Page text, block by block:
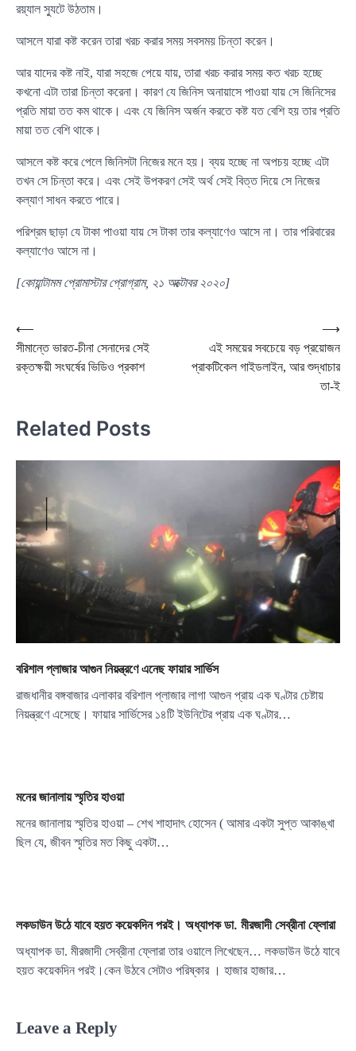
রয়্যাল স্যুটে উঠতাম।
আসলে যারা কষ্ট করেন তারা খরচ করার সময় সবসময় চিন্তা করেন।
আর যাদের কষ্ট নাই, যারা সহজে পেয়ে যায়, তারা খরচ করার সময় কত খরচ হচ্ছে
কখনো এটা তারা চিন্তা করেনা। কারণ যে জিনিস অনায়াসে পাওয়া যায় সে জিনিসের
প্রতি মায়া তত কম থাকে। এবং যে জিনিস অর্জন করতে কষ্ট যত বেশি হয় তার প্রতি
মায়া তত বেশি থাকে।
আসলে কষ্ট করে পেলে জিনিসটা নিজের মনে হয়। ব্যয় হচ্ছে না অপচয় হচ্ছে এটা
তখন সে চিন্তা করে। এবং সেই উপকরণ সেই অর্থ সেই বিত্ত দিয়ে সে নিজের
কল্যাণ সাধন করতে পারে।
পরিশ্রম ছাড়া যে টাকা পাওয়া যায় সে টাকা তার কল্যাণেও আসে না। তার পরিবারের
কল্যাণেও আসে না।
[কোয়ান্টামম প্রোমাস্টার প্রোগ্রাম, ২১ অক্টোবর ২০২০]
Post
navigation
⟵
সীমান্তে ভারত-চীনা সেনাদের সেই
রক্তক্ষয়ী সংঘর্ষের ভিডিও প্রকাশ
এই সময়ের সবচেয়ে বড় প্রয়োজন
প্রাকটিকেল গাইডলাইন, আর শুদ্ধাচার
তা-ই
⟶
Related Posts
বরিশাল প্লাজার আগুন নিয়ন্ত্রণে এনেছ ফায়ার সার্ভিস
রাজধানীর বঙ্গবাজার এলাকার বরিশাল প্লাজার লাগা আগুন প্রায় এক ঘণ্টার চেষ্টায়
নিয়ন্ত্রণে এসেছে। ফায়ার সার্ভিসের ১৪টি ইউনিটের প্রায় এক ঘণ্টার…
মনের জানালায় স্মৃতির হাওয়া
মনের জানালায় স্মৃতির হাওয়া – শেখ শাহাদাৎ হোসেন ( আমার একটা সুপ্ত আকাঙ্খা
ছিল যে, জীবন স্মৃতির মত কিছু একটা…
লকডাউন উঠে যাবে হয়ত কয়েকদিন পরই। অধ্যাপক ডা. মীরজাদী সেব্রীনা ফ্লোরা
অধ্যাপক ডা. মীরজাদী সেব্রীনা ফ্লোরা তার ওয়ালে লিখেছেন… লকডাউন উঠে যাবে
হয়ত কয়েকদিন পরই।কেন উঠবে সেটাও পরিষ্কার । হাজার হাজার…
Leave a Reply